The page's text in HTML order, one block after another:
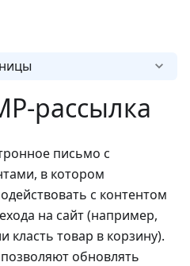
рассылка
письмо с
в котором
с контентом
на сайт (например,
класть товар в корзину).
обновлять